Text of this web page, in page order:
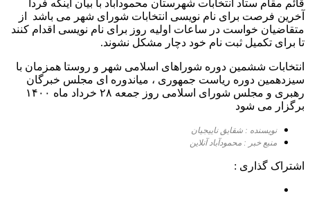
قائم مقام ستاد انتخابات شهرستان محمودآباد با بیان اینکه فردا
آخرین فرصت برای نام نویسی انتخابات شورای شهر می باشد از
متقاضیان خواست در ساعات اولیه روز برای نام نویسی اقدام کنند
تا برای تکمیل ثبت نام خود دچار مشکل نشوند.
انتخابات ششمین دوره شوراهای اسلامی شهر و روستا همزمان با
سیزدهمین دوره ریاست جمهوری ، میاندوره ای مجلس خبرگان
رهبری و مجلس شورای اسلامی روز جمعه ۲۸ خرداد ماه ۱۴۰۰
برگزار می شود
نویسنده : شقایق ناییجیان
منبع خبر : محمودآباد آنلاین
اشتراک گذاری :